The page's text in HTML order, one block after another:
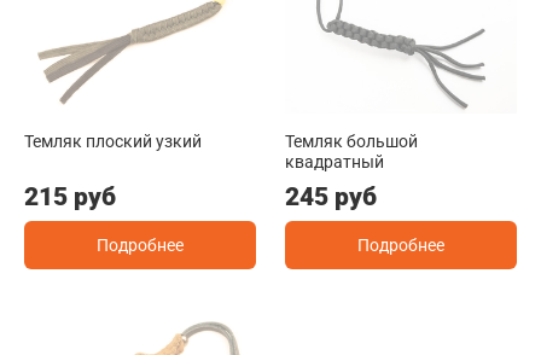
Темляк плоский узкий
215 руб
Подробнее
Темляк большой
квадратный
245 руб
Подробнее